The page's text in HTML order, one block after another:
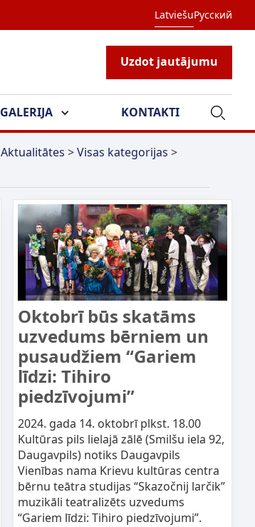
LatviešuРусский
Uzdot jautājumu
GALERIJA KONTAKTI
Aktualitātes >Visas kategorijas >
Oktobrī būs skatāms
uzvedums bērniem un
pusaudžiem “Gariem
līdzi: Tihiro
piedzīvojumi”
2024. gada 14. oktobrī plkst. 18.00
Kultūras pils lielajā zālē (Smilšu iela 92,
Daugavpils) notiks Daugavpils
Vienības nama Krievu kultūras centra
bērnu teātra studijas “Skazočnij larčik”
muzikāli teatralizēts uzvedums
“Gariem līdzi: Tihiro piedzīvojumi”.